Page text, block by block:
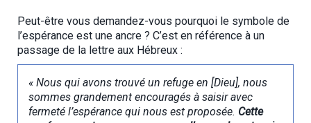
Peut-être vous demandez-vous pourquoi le symbole de
l’espérance est une ancre ? C’est en référence à un
passage de la lettre aux Hébreux :
« Nous qui avons trouvé un refuge en [Dieu], nous
sommes grandement encouragés à saisir avec
fermeté l’espérance qui nous est proposée. Cette